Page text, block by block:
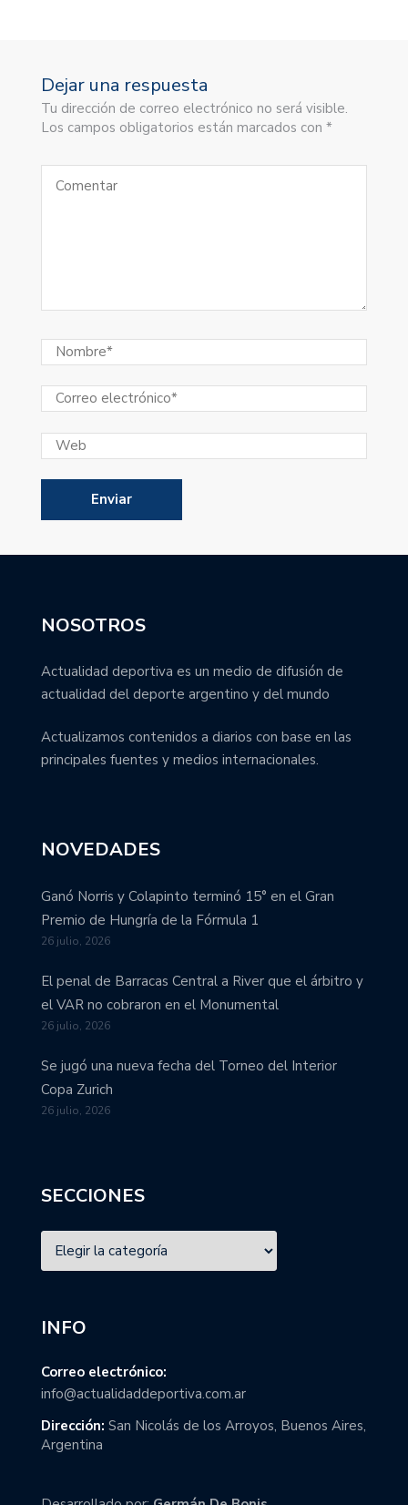
Dejar una respuesta
Tu dirección de correo electrónico no será visible.
Los campos obligatorios están marcados con *
NOSOTROS
Actualidad deportiva es un medio de difusión de
actualidad del deporte argentino y del mundo
Actualizamos contenidos a diarios con base en las
principales fuentes y medios internacionales.
NOVEDADES
Ganó Norris y Colapinto terminó 15° en el Gran
Premio de Hungría de la Fórmula 1
26 julio, 2026
El penal de Barracas Central a River que el árbitro y
el VAR no cobraron en el Monumental
26 julio, 2026
Se jugó una nueva fecha del Torneo del Interior
Copa Zurich
26 julio, 2026
SECCIONES
INFO
Correo electrónico:
info@actualidaddeportiva.com.ar
Dirección: San Nicolás de los Arroyos, Buenos Aires,
Argentina